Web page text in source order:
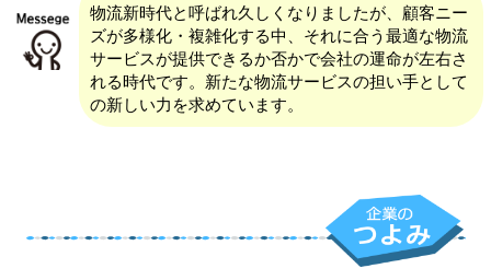
物流新時代と呼ばれ久しくなりましたが、顧客ニー
ズが多様化・複雑化する中、それに合う最適な物流
サービスが提供できるか否かで会社の運命が左右さ
れる時代です。新たな物流サービスの担い手として
の新しい力を求めています。